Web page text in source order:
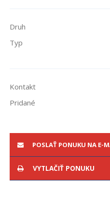
Druh
Typ
Kontakt
Pridané
POSLAŤ PONUKU NA E-
VYTLAČIŤ PONUKU